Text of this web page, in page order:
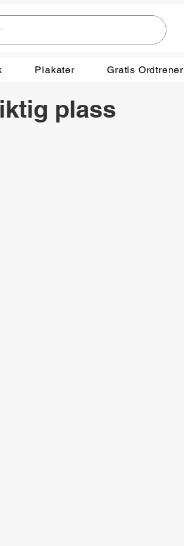
Plakater Gratis Ordtrener
plass